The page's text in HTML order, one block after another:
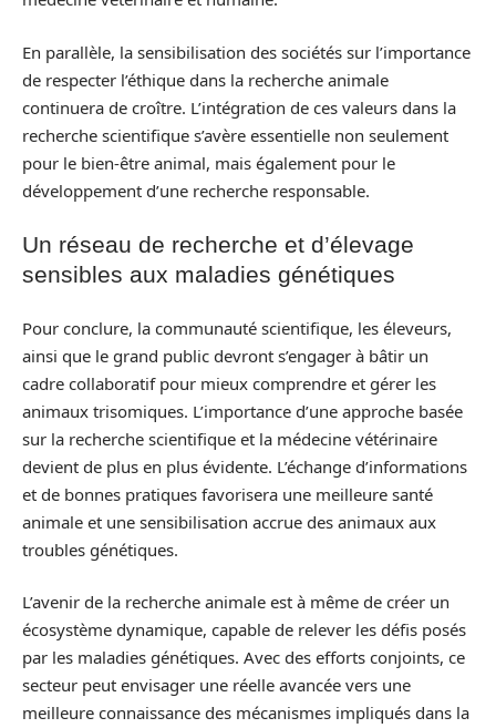
En parallèle, la sensibilisation des sociétés sur l’importance
de respecter l’éthique dans la recherche animale
continuera de croître. L’intégration de ces valeurs dans la
recherche scientifique s’avère essentielle non seulement
pour le bien-être animal, mais également pour le
développement d’une recherche responsable.
Un réseau de recherche et d’élevage
sensibles aux maladies génétiques
Pour conclure, la communauté scientifique, les éleveurs,
ainsi que le grand public devront s’engager à bâtir un
cadre collaboratif pour mieux comprendre et gérer les
animaux trisomiques. L’importance d’une approche basée
sur la recherche scientifique et la médecine vétérinaire
devient de plus en plus évidente. L’échange d’informations
et de bonnes pratiques favorisera une meilleure santé
animale et une sensibilisation accrue des animaux aux
troubles génétiques.
L’avenir de la recherche animale est à même de créer un
écosystème dynamique, capable de relever les défis posés
par les maladies génétiques. Avec des efforts conjoints, ce
secteur peut envisager une réelle avancée vers une
meilleure connaissance des mécanismes impliqués dans la